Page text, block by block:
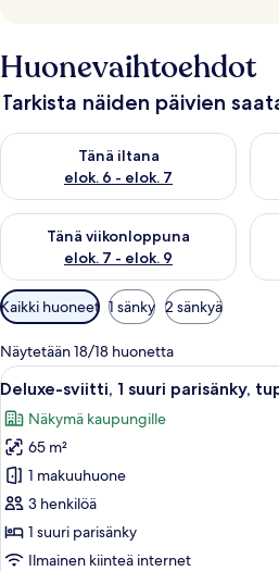
Huonevaihtoehdot
Tarkista näiden päivien
Tänä iltana
elok. 6 - elok. 7
Tarkista tämän illan saatavuus elok.
Tänä viikonloppuna
elok. 7 - elok. 9
Tarkista tämän viikonlopun
Huoneille
saatavilla
olevia
suodattimia
Kaikki huoneet 1 sänky 2 sänkyä
Näytetään 18/18 huonetta
Avaa
kaikki
huonetyypin
Deluxe-
sviitti,
1
suuri
parisänky,
15
Deluxe-sviitti, 1 suuri parisänky,
Näkymä kaupungille
65 m²
1 makuuhuone
3 henkilöä
1 suuri parisänky
Ilmainen kiinteä internet